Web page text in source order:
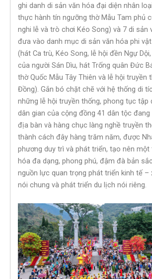
ghi danh di sản văn hóa đại diện nhân
thực hành tín ngưỡng thờ Mẫu Tam phủ
nghi lễ và trò chơi Kéo Song) và 7 di sản
đưa vào danh mục di sản văn hóa phi
(hát Ca trù, Kéo Song, lễ hội đền Ngự
của người Sán Dìu, hát Trống quân Đức
thờ Quốc Mẫu Tây Thiên và lễ hội truyền
Đồng). Gắn bó chặt chẽ với hệ thống di
những lễ hội truyền thống, phong tục tập
dân gian của cộng đồng 41 dân tộc
địa bàn và hàng chục làng nghề truyền
thành cách đây hàng trăm năm, được
phương duy trì và phát triển, tạo nên một
hóa đa dạng, phong phú, đậm đà bản
nguồn lực quan trọng phát triển kinh tế –
nói chung và phát triển du lịch nói riêng.